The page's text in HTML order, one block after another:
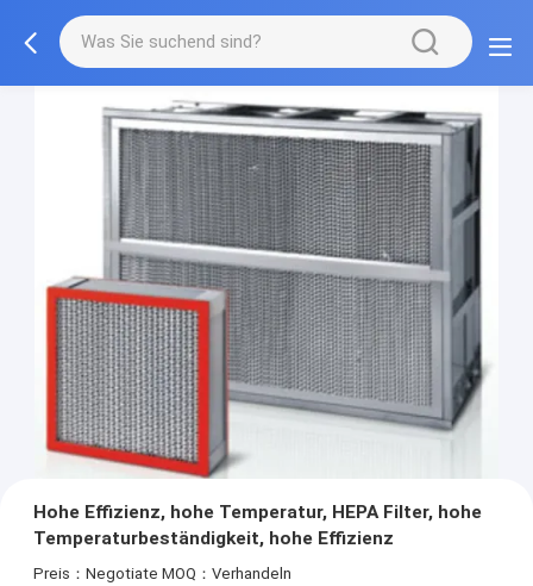
Hohe Effizienz, hohe Temperatur, HEPA Filter, hohe
Temperaturbeständigkeit, hohe Effizienz
Preis：Negotiate MOQ：Verhandeln